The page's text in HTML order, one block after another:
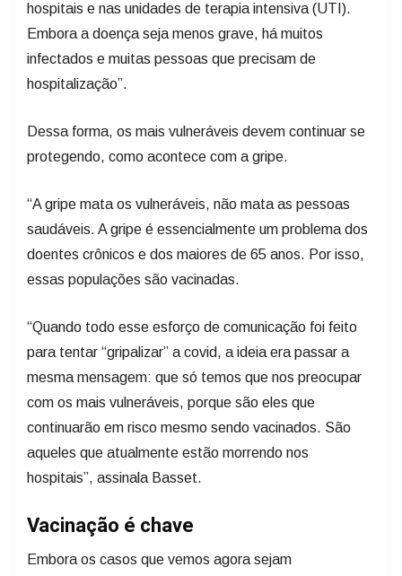
hospitais e nas unidades de terapia intensiva (UTI).
Embora a doença seja menos grave, há muitos
infectados e muitas pessoas que precisam de
hospitalização”.
Dessa forma, os mais vulneráveis devem continuar se
protegendo, como acontece com a gripe.
“A gripe mata os vulneráveis, não mata as pessoas
saudáveis. A gripe é essencialmente um problema dos
doentes crônicos e dos maiores de 65 anos. Por isso,
essas populações são vacinadas.
“Quando todo esse esforço de comunicação foi feito
para tentar “gripalizar” a covid, a ideia era passar a
mesma mensagem: que só temos que nos preocupar
com os mais vulneráveis, porque são eles que
continuarão em risco mesmo sendo vacinados. São
aqueles que atualmente estão morrendo nos
hospitais”, assinala Basset.
Vacinação é chave
Embora os casos que vemos agora sejam